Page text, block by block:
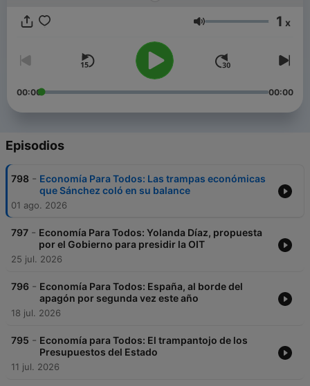
Volumen 1 x
00:00 00:00
Episodios
798 - Economía Para Todos: Las trampas económicas
que Sánchez coló en su balance
01 ago. 2026
797 - Economía Para Todos: Yolanda Díaz, propuesta
por el Gobierno para presidir la OIT
25 jul. 2026
796 - Economía Para Todos: España, al borde del
apagón por segunda vez este año
18 jul. 2026
795 - Economía para Todos: El trampantojo de los
Presupuestos del Estado
11 jul. 2026